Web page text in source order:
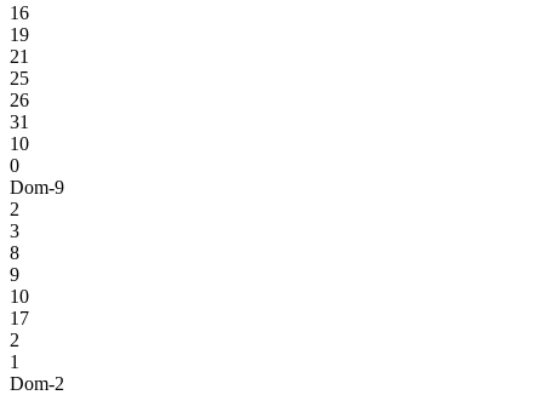
16
19
21
25
26
31
10
0
Dom-9
2
3
8
9
10
17
2
1
Dom-2